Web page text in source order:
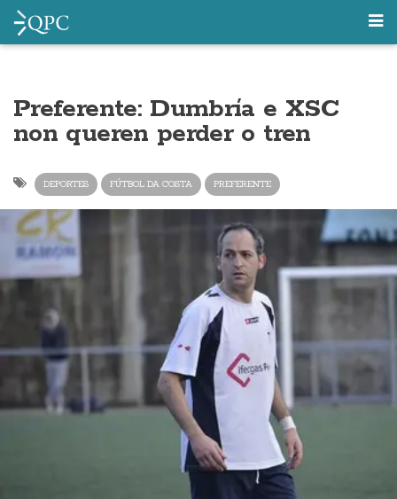
Preferente: Dumbría e XSC
non queren perder o tren
DEPORTES FÚTBOL DA COSTA PREFERENTE